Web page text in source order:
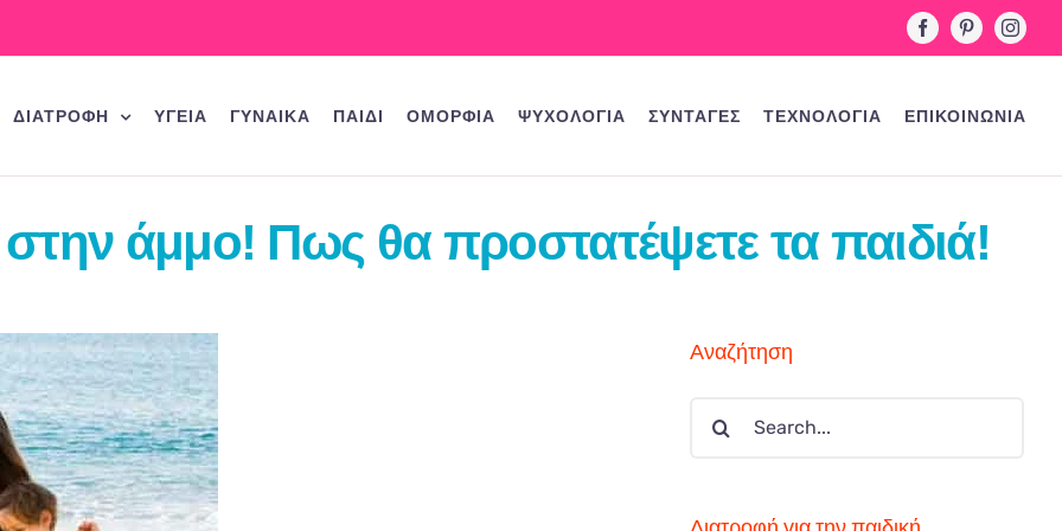
FacebookPinterest
ΔΙΑΤΡΟΦΗ ΥΓΕΙΑ ΓΥΝΑΙΚΑ ΠΑΙΔΙ ΟΜΟΡΦΙΑ ΨΥΧΟΛΟΓΙΑ ΣΥΝΤΑΓΕΣ ΤΕΧΝΟΛΟΓΙΑ ΕΠΙΚΟΙΝΩΝΙΑ
άμμο! Πως θα προστατέψετε τα παιδιά!
Αναζήτηση
Search